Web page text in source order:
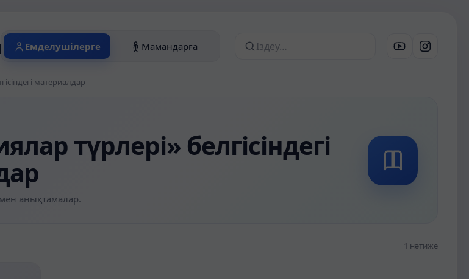
белгісіндегі материалдар
Емделушілерге Мамандарға Сайттан іздеу
материалдар
түрлері» белгісіндегі
анықтамалар.
1 нәтиже